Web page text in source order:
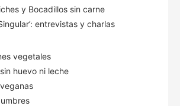
y Bocadillos sin carne
entrevistas y charlas
vegetales
huevo ni leche